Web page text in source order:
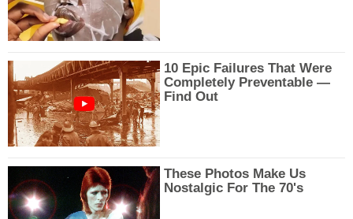
10 Epic Failures That Were
Completely Preventable —
Find Out
These Photos Make Us
Nostalgic For The 70's